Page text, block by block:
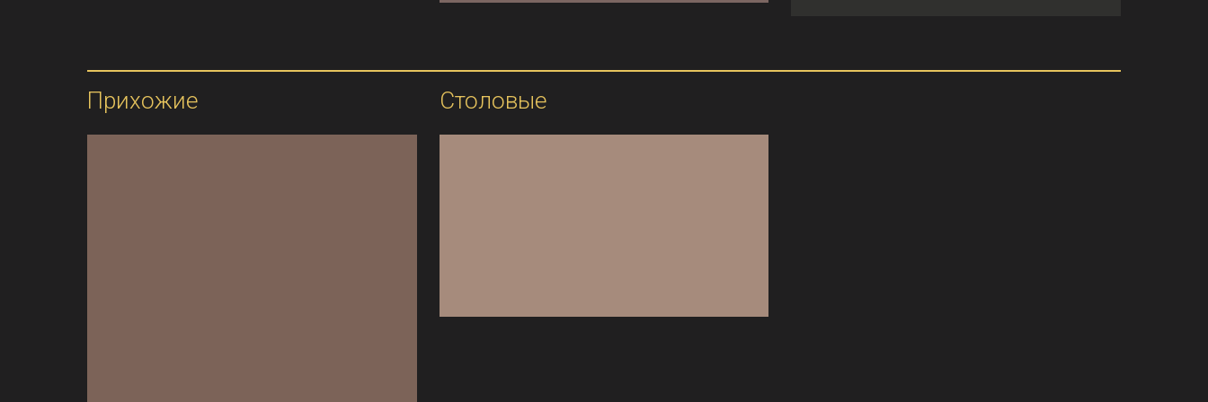
Прихожие Столовые